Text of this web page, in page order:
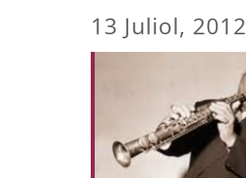
13 Juliol, 2012